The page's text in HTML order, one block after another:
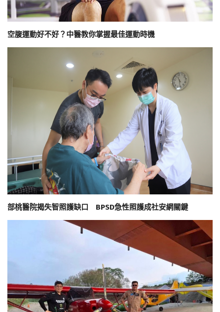
空腹運動好不好？中醫教你掌握最佳運動時機
部桃醫院揭失智照護缺口 BPSD急性照護成社安網關鍵